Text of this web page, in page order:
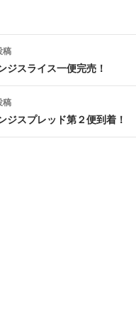
稿
ジスライス一便完売！
稿
ジスプレッド第２便到着！